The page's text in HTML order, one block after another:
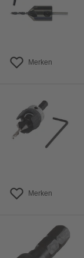
Merken
Merken